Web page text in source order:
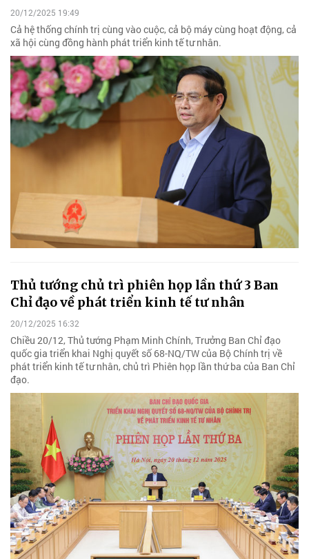
20/12/2025 19:49
Cả hệ thống chính trị cùng vào cuộc, cả bộ máy cùng hoạt động, cả
xã hội cùng đồng hành phát triển kinh tế tư nhân.
Thủ tướng chủ trì phiên họp lần thứ 3 Ban
Chỉ đạo về phát triển kinh tế tư nhân
20/12/2025 16:32
Chiều 20/12, Thủ tướng Phạm Minh Chính, Trưởng Ban Chỉ đạo
quốc gia triển khai Nghị quyết số 68-NQ/TW của Bộ Chính trị về
phát triển kinh tế tư nhân, chủ trì Phiên họp lần thứ ba của Ban Chỉ
đạo.